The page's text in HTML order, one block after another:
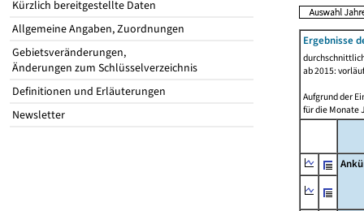
Kürzlich bereitgestellte Daten
Allgemeine Angaben, Zuordnungen
Gebietsveränderungen,
Änderungen zum Schlüsselverzeichnis
Definitionen und Erläuterungen
Newsletter
Ergebnisse
ab 2015:
Aufgrund der
für die Monate